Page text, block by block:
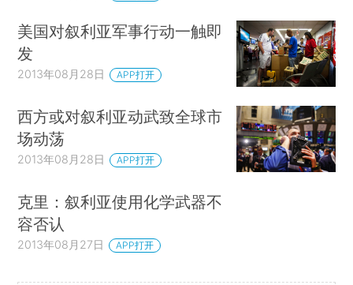
美国对叙利亚军事行动一触即
发
2013年08月28日 APP打开
西方或对叙利亚动武致全球市
场动荡
2013年08月28日 APP打开
克里：叙利亚使用化学武器不
容否认
2013年08月27日 APP打开